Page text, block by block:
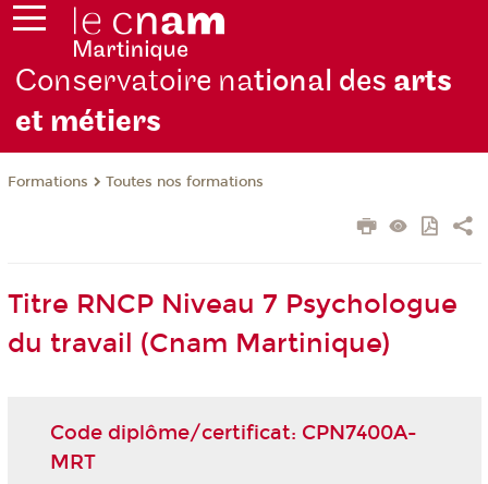
Conservatoire national des arts
et métiers
Formations Toutes nos formations
Titre RNCP Niveau 7 Psychologue
du travail (Cnam Martinique)
Code diplôme/certificat: CPN7400A-
MRT